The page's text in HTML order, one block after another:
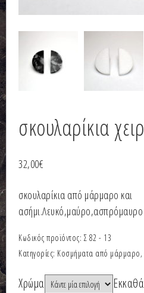
σκουλαρίκια
32,00€
σκουλαρίκια από μάρμαρο και
ασήμι.Λευκό,μαύρο,ασπρόμαυρο
Κωδικός προϊόντος: Σ 82 - 13
Κατηγορίες: Κοσμήματα από μάρμαρο,
Χρώμα